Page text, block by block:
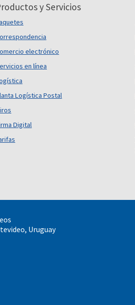
y Servicios
electrónico
en línea
Logística Postal
Digital
Uruguay